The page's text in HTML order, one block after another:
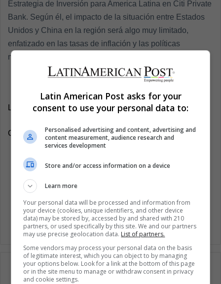
Estrategia de Inversión para America Latina en Citi Private
Bank. Según él, el impacto de la situación entre Estados
Unidos y China en la región será algo muy limitado,
enfatizado en las tasas de inflación y las políticas
monetarias de los países latinoamericanos.
LatinAmerican Post | Sofía Carreño
Copy edited by Laura Viviana Guevara Muñoz
Latin American Post asks for your
consent to use your personal data to:
Personalised advertising and content, advertising and
content measurement, audience research and
services development
Store and/or access information on a device
Learn more
Your personal data will be processed and information from
your device (cookies, unique identifiers, and other device
data) may be stored by, accessed by and shared with 210
partners, or used specifically by this site. We and our partners
may use precise geolocation data. List of partners.
Some vendors may process your personal data on the basis
of legitimate interest, which you can object to by managing
your options below. Look for a link at the bottom of this page
or in the site menu to manage or withdraw consent in privacy
and cookie settings.